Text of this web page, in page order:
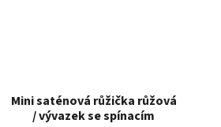
Mini saténová růžička růžová
/ vývazek se spínacím